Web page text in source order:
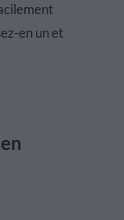
en un et